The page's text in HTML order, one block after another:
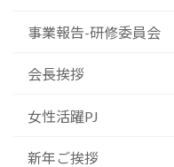
事業報告-研修委員会
会長挨拶
女性活躍PJ
新年ご挨拶